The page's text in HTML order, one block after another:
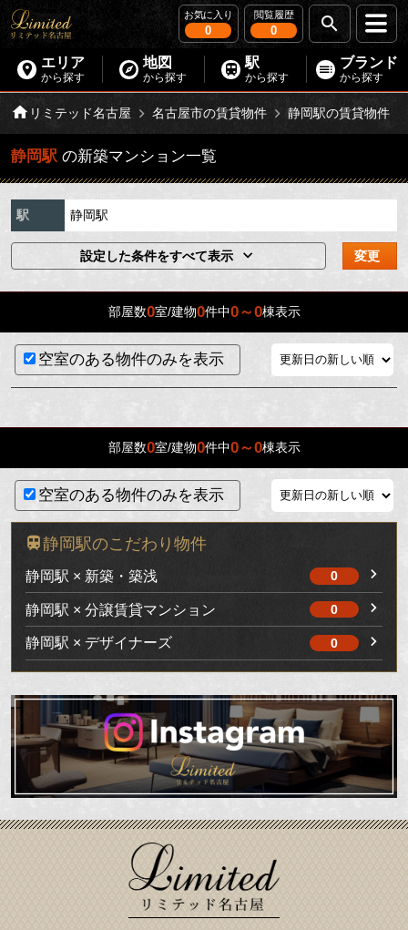
お気に入り
0
閲覧履歴
0
エリア
から探す
地図
から探す
駅
から探す
ブランド
から探す
リミテッド名古屋 名古屋市の賃貸物件 静岡駅の賃貸物件
静岡駅 の新築マンション一覧
駅 静岡駅
設定した条件をすべて表示 変更
部屋数0室/建物0件中0～0棟表示
空室のある物件のみを表示
部屋数0室/建物0件中0～0棟表示
空室のある物件のみを表示
静岡駅のこだわり物件
静岡駅 × 新築・築浅 0
静岡駅 × 分譲賃貸マンション 0
静岡駅 × デザイナーズ 0